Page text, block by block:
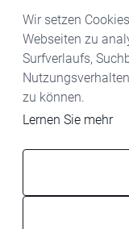
IHRE NACHRICHT
Wir setzen
Webseiten zu
Surfverlaufs,
zu können.
Lernen Sie mehr